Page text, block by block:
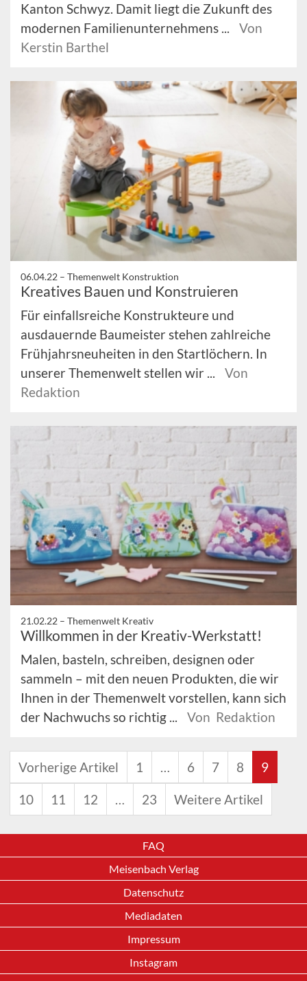
Kanton Schwyz. Damit liegt die Zukunft des
modernen Familienunternehmens ...
Von
Kerstin Barthel
06.04.22 – Themenwelt Konstruktion
Kreatives Bauen und Konstruieren
Für einfallsreiche Konstrukteure und
ausdauernde Baumeister stehen zahlreiche
Frühjahrsneuheiten in den Startlöchern. In
unserer Themenwelt stellen wir ...
Von
Redaktion
21.02.22 – Themenwelt Kreativ
Willkommen in der Kreativ-Werkstatt!
Malen, basteln, schreiben, designen oder
sammeln – mit den neuen Produkten, die wir
Ihnen in der Themenwelt vorstellen, kann sich
der Nachwuchs so richtig ...
Von Redaktion
Vorherige Artikel 1 … 6 7 8 9
10 11 12 … 23 Weitere Artikel
FAQ
Meisenbach Verlag
Datenschutz
Mediadaten
Impressum
Instagram